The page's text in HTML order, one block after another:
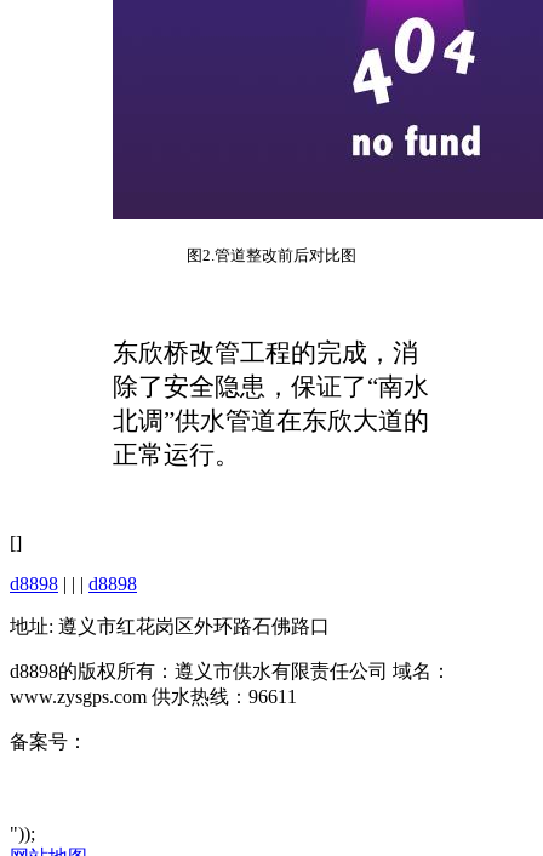
图2.管道整改前后对比图
东欣桥改管工程的完成，消
除了安全隐患，保证了“南水
北调”供水管道在东欣大道的
正常运行。
[]
d8898 | | | d8898
地址: 遵义市红花岗区外环路石佛路口
d8898的版权所有：遵义市供水有限责任公司 域名：
www.zysgps.com 供水热线：96611
备案号：
"));